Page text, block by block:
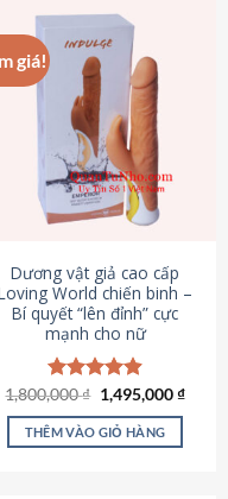
giá!
Dương vật giả cao cấp
World chiến binh –
Bí quyết “lên đỉnh” cực
mạnh cho nữ
Được xếp
hạng4.89
5 sao
1,800,000₫ Giá
gốc
là:
1,800,000 ₫.
1,495,000₫Giá
THÊM VÀO GIỎ HÀNG